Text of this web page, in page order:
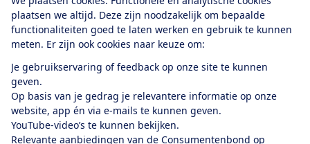
plaatsen we altijd. Deze zijn noodzakelijk om bepaalde
functionaliteiten goed te laten werken en gebruik te kunnen
meten. Er zijn ook cookies naar keuze om:
Je gebruikservaring of feedback op onze site te kunnen
geven.
Op basis van je gedrag je relevantere informatie op onze
website, app én via e-mails te kunnen geven.
YouTube-video’s te kunnen bekijken.
Relevante aanbiedingen van de Consumentenbond op
Alles over de
app
Algemene Voorwaarden
Privacyverklaring
Cookiebeleid
Privacyvoorkeuren